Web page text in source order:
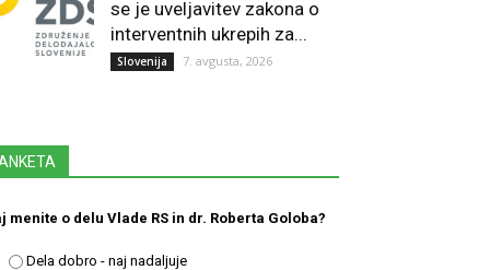
se je uveljavitev zakona o
interventnih ukrepih za...
Slovenija 7. avgusta, 2026
menite o delu Vlade RS in dr. Roberta Goloba?
Dela dobro - naj nadaljuje